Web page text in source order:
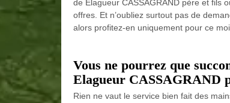
de Elagueur CASSAGRAND père et fils
offres. Et n’oubliez surtout pas de
alors profitez-en uniquement pour ce
Vous ne pourrez que
Elagueur CASSAGRAND
Rien ne vaut le service bien fait des